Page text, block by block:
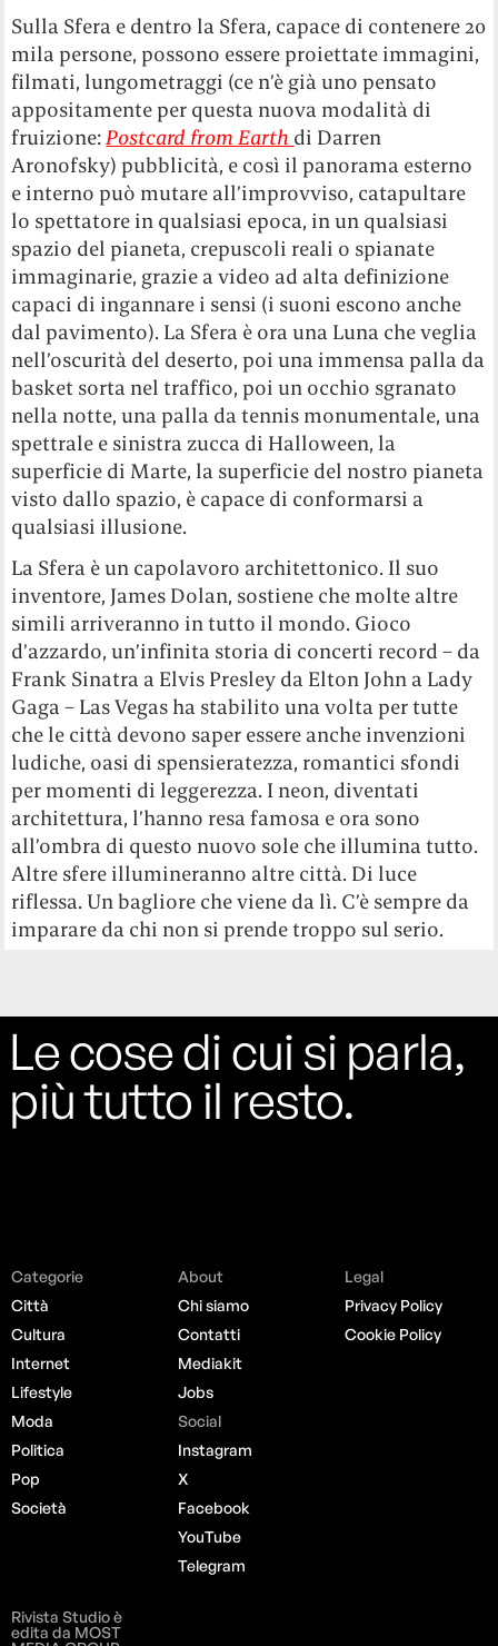
Sulla Sfera e dentro la Sfera, capace di contenere 20
mila persone, possono essere proiettate immagini,
filmati, lungometraggi (ce n’è già uno pensato
appositamente per questa nuova modalità di
fruizione:Postcard from Earth di Darren
Aronofsky) pubblicità, e così il panorama esterno
e interno può mutare all’improvviso, catapultare
lo spettatore in qualsiasi epoca, in un qualsiasi
spazio del pianeta, crepuscoli reali o spianate
immaginarie, grazie a video ad alta definizione
capaci di ingannare i sensi (i suoni escono anche
dal pavimento). La Sfera è ora una Luna che veglia
nell’oscurità del deserto, poi una immensa palla da
basket sorta nel traffico, poi un occhio sgranato
nella notte, una palla da tennis monumentale, una
spettrale e sinistra zucca di Halloween, la
superficie di Marte, la superficie del nostro pianeta
visto dallo spazio, è capace di conformarsi a
qualsiasi illusione.
La Sfera è un capolavoro architettonico. Il suo
inventore, James Dolan, sostiene che molte altre
simili arriveranno in tutto il mondo. Gioco
d’azzardo, un’infinita storia di concerti record – da
Frank Sinatra a Elvis Presley da Elton John a Lady
Gaga – Las Vegas ha stabilito una volta per tutte
che le città devono saper essere anche invenzioni
ludiche, oasi di spensieratezza, romantici sfondi
per momenti di leggerezza. I neon, diventati
architettura, l’hanno resa famosa e ora sono
all’ombra di questo nuovo sole che illumina tutto.
Altre sfere illumineranno altre città. Di luce
riflessa. Un bagliore che viene da lì. C’è sempre da
imparare da chi non si prende troppo sul serio.
Le cose di cui si parla,
più tutto il resto.
Categorie
Città
Cultura
Internet
Lifestyle
Moda
Politica
Pop
Società
About
Chi siamo
Contatti
Mediakit
Jobs
Social
Instagram
X
Facebook
YouTube
Telegram
Legal
Privacy Policy
Cookie Policy
Rivista Studio è
edita da MOST